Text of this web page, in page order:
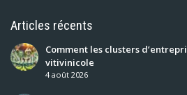
Articles récents
Comment les clusters
vitivinicole
4 août 2026